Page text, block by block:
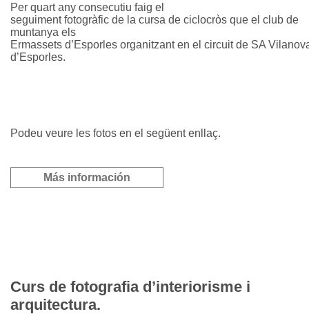
Per quart any consecutiu faig el
seguiment fotogràfic de la cursa de ciclocròs que el club de
muntanya els
Ermassets d’Esporles organitzant en el circuit de SA
d’Esporles.
Podeu veure les fotos en el següent enllaç.
Más información
Curs de fotografia d’interiorisme i
arquitectura.